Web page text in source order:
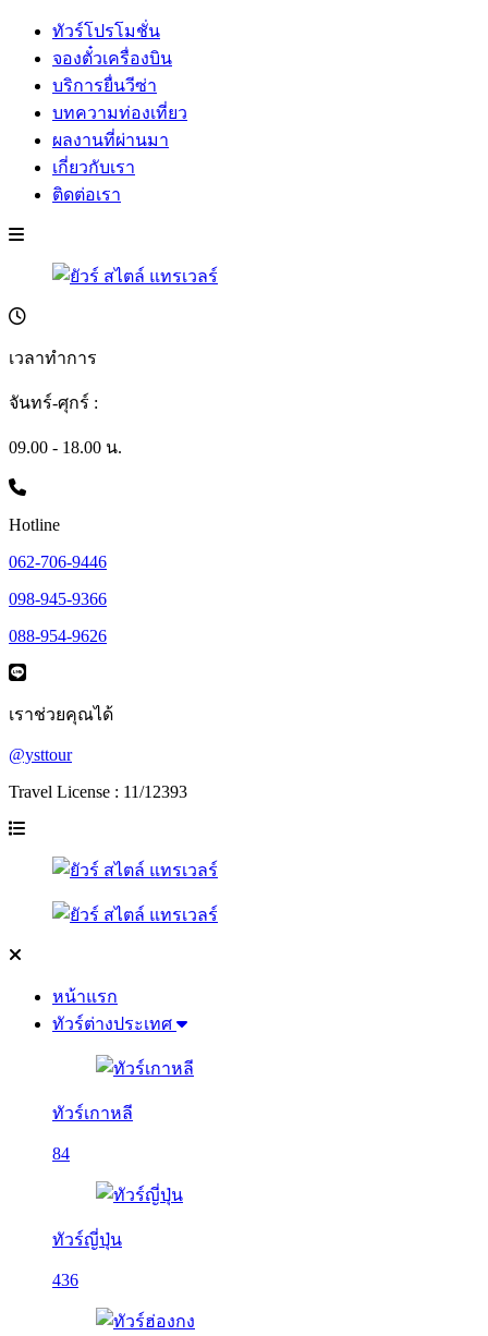
ทัวร์โปรโมชั่น
จองตั๋วเครื่องบิน
บริการยื่นวีซ่า
บทความท่องเที่ยว
ผลงานที่ผ่านมา
เกี่ยวกับเรา
ติดต่อเรา
เวลาทำการ
จันทร์-ศุกร์ :
09.00 - 18.00 น.
Hotline
062-706-9446
098-945-9366
088-954-9626
เราช่วยคุณได้
@ysttour
Travel License : 11/12393
หน้าแรก
ทัวร์ต่างประเทศ
ทัวร์เกาหลี
84
ทัวร์ญี่ปุ่น
436